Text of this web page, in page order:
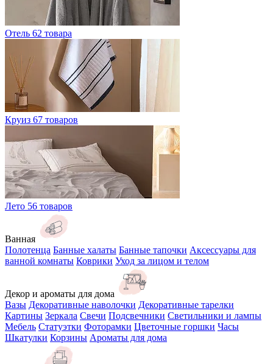
Отель 62 товара
Круиз 67 товаров
Лето 56 товаров
Ванная
Полотенца Банные халаты Банные тапочки Аксессуары для
ванной комнаты Коврики Уход за лицом и телом
Декор и ароматы для дома
Вазы Декоративные наволочки Декоративные тарелки
Картины Зеркала Свечи Подсвечники Светильники и лампы
Мебель Статуэтки Фоторамки Цветочные горшки Часы
Шкатулки Корзины Ароматы для дома